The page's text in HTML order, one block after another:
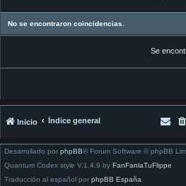
No se encontraron coincidencias.
Se
Inicio Índice general
Desarrollado por phpBB® Forum Software © phpBB
Quantum Codex style V.1.4.9 by FanFanlaTuFlippe
Traducción al español por phpBB España